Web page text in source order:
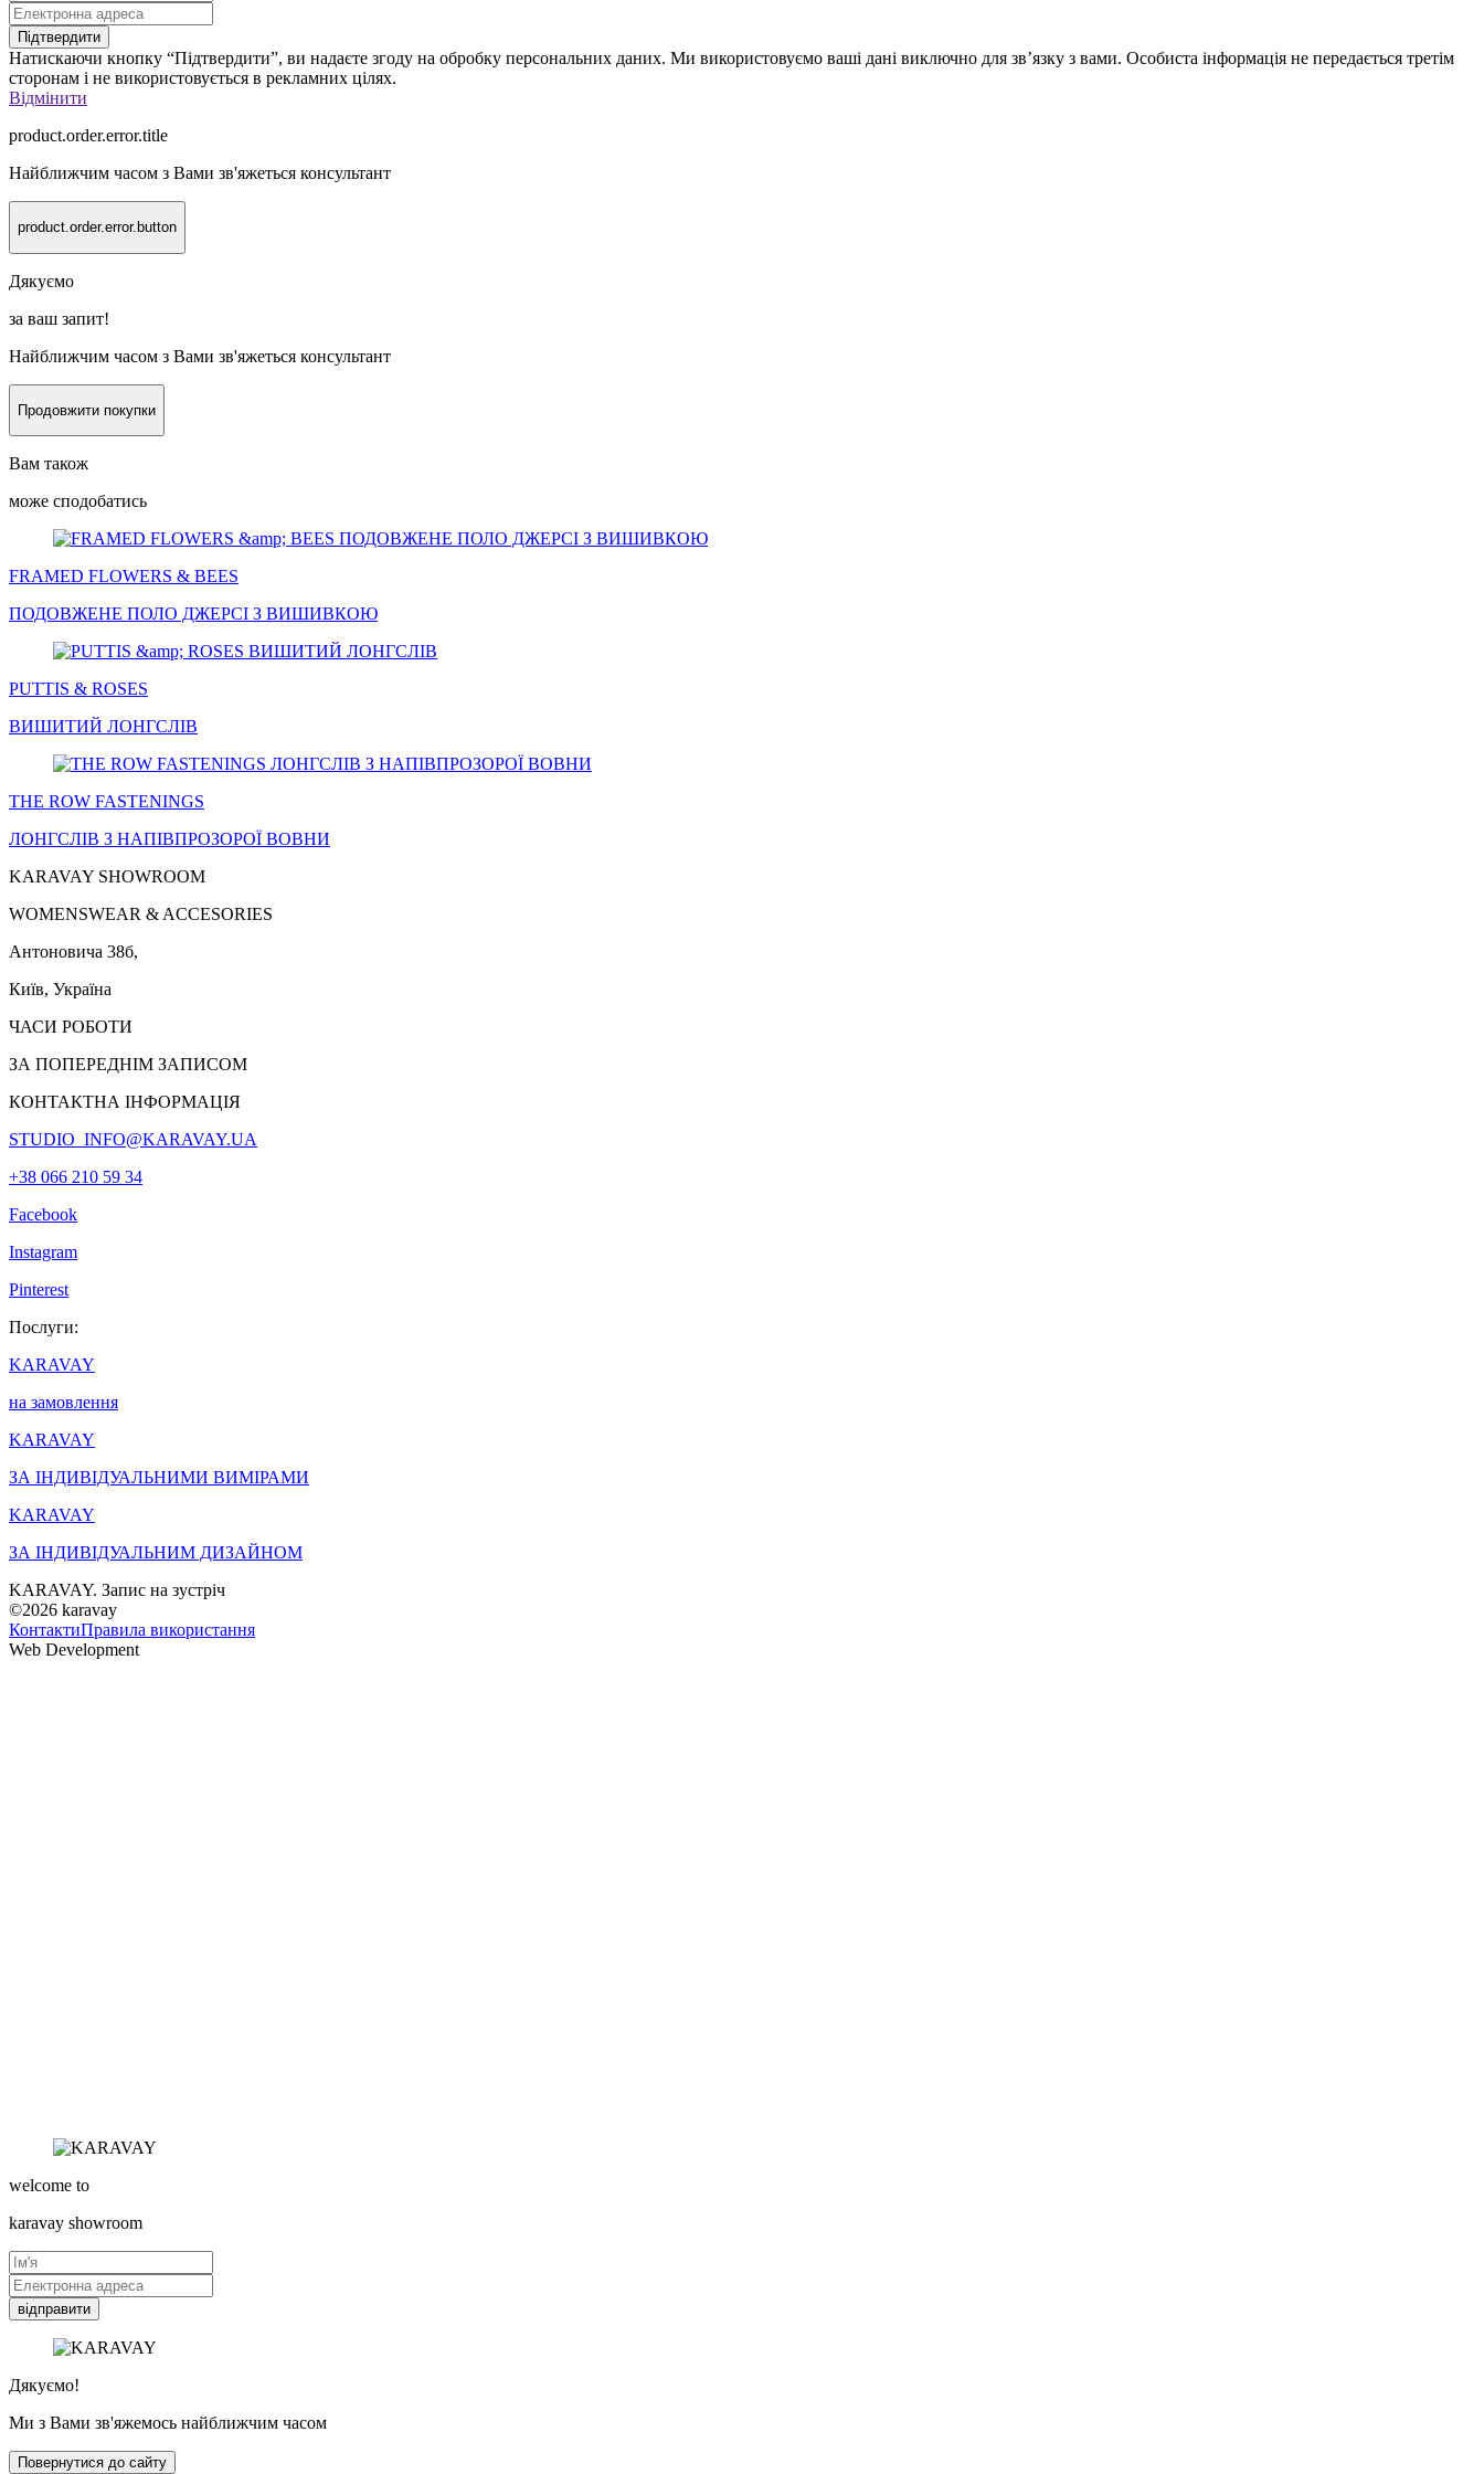
Підтвердити
Натискаючи кнопку “Підтвердити”, ви надаєте згоду на обробку персональних даних. Ми використовуємо ваші дані виключно для зв’язку з вами. Особиста інформація не передається третім
сторонам і не використовується в рекламних цілях.
Відмінити
product.order.error.title
Найближчим часом з Вами зв'яжеться консультант
product.order.error.button
Дякуємо
за ваш запит!
Найближчим часом з Вами зв'яжеться консультант
Продовжити покупки
Вам також
може сподобатись
FRAMED FLOWERS & BEES
ПОДОВЖЕНЕ ПОЛО ДЖЕРСІ З ВИШИВКОЮ
PUTTIS & ROSES
ВИШИТИЙ ЛОНГСЛІВ
THE ROW FASTENINGS
ЛОНГСЛІВ З НАПІВПРОЗОРОЇ ВОВНИ
KARAVAY SHOWROOM
WOMENSWEAR & ACCESORIES
Антоновича 38б,
Київ, Україна
ЧАСИ РОБОТИ
ЗА ПОПЕРЕДНІМ ЗАПИСОМ
КОНТАКТНА ІНФОРМАЦІЯ
STUDIO_INFO@KARAVAY.UA
+38 066 210 59 34
Facebook
Instagram
Pinterest
Послуги:
KARAVAY
на замовлення
KARAVAY
ЗА ІНДИВІДУАЛЬНИМИ ВИМІРАМИ
KARAVAY
ЗА ІНДИВІДУАЛЬНИМ ДИЗАЙНОМ
KARAVAY. Запис на зустріч
©2026 karavay
КонтактиПравила використання
Web Development
welcome to
karavay showroom
відправити
Дякуємо!
Ми з Вами зв'яжемось найближчим часом
Повернутися до сайту